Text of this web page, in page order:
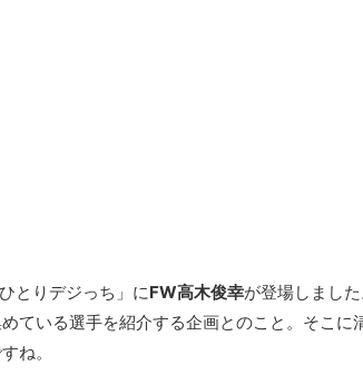
とりデジっち」にFW高木俊幸が登場しまし
ている選手を紹介する企画とのこと。そこに
ね。